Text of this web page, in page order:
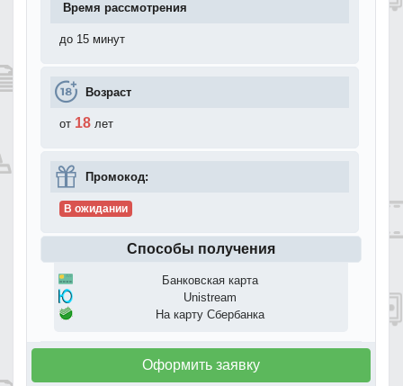
Время рассмотрения
до 15 минут
Возраст
от 18 лет
Промокод:
В ожидании
Способы получения
Банковская карта
Unistream
На карту Сбербанка
Оформить заявку